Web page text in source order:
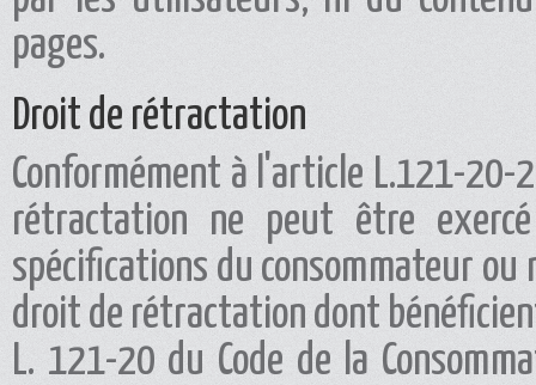
pages.
Droit de rétractation
Conformément à l'article L.121-20-
rétractation ne peut être
spécifications du consommateur
droit de rétractation dont
L. 121-20 du Code de la